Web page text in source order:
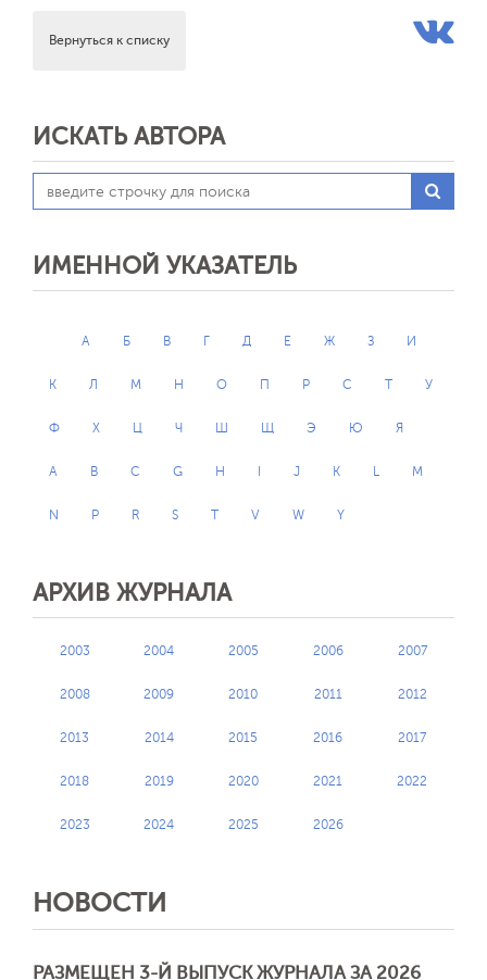
Вернуться к списку
ИСКАТЬ АВТОРА
ИМЕННОЙ УКАЗАТЕЛЬ
А Б В Г Д Е Ж З И
К Л М Н О П Р С Т У
Ф Х Ц Ч Ш Щ Э Ю Я
A B C G H J K L M
N P R S T V W Y
АРХИВ ЖУРНАЛА
2003 2004 2005 2006 2007
2008 2009 2010 2011 2012
2013 2014 2015 2016 2017
2018 2019 2020 2021 2022
2023 2024 2025 2026
НОВОСТИ
РАЗМЕЩЕН 3-Й ВЫПУСК ЖУРНАЛА ЗА 2026